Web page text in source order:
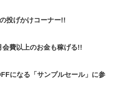
投げかけコーナー!!
費以上のお金も稼げる!!
になる「サンプルセール」に参